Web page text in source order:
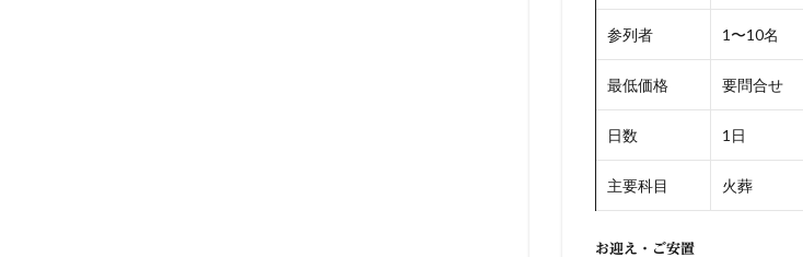
参列者 1〜10名
最低価格 要問合せ
日数 1日
主要科目 火葬
お迎え・ご安置